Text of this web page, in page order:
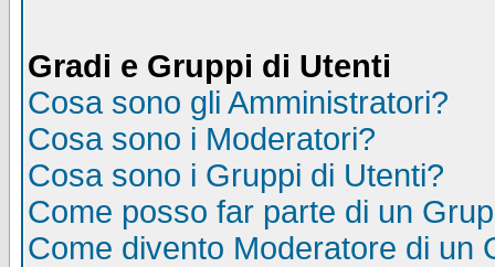
Gradi e Gruppi di Utenti
Cosa sono gli Amministratori?
Cosa sono i Moderatori?
Cosa sono i Gruppi di Utenti?
Come posso far parte di un
Come divento Moderatore di un